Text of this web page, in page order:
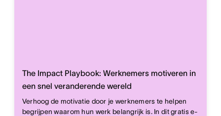
The Impact Playbook: Werknemers motiveren in
een snel veranderende wereld
Verhoog de motivatie door je werknemers te helpen
begrijpen waarom hun werk belangrijk is. In dit gratis e-